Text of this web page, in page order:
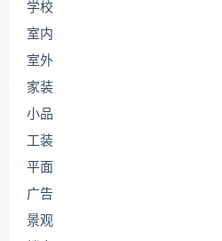
学校
室内
室外
家装
小品
工装
平面
广告
景观